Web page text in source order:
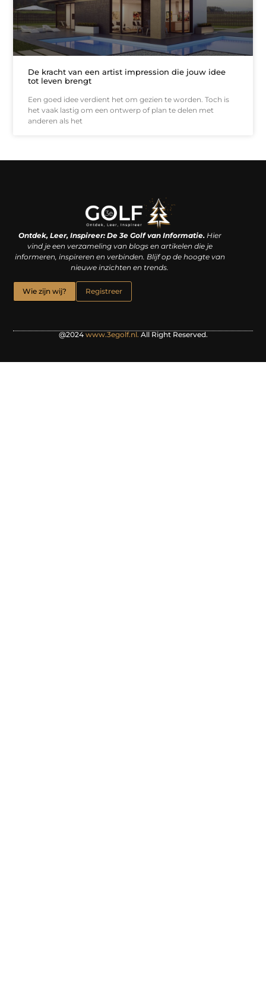
De kracht van een artist impression die jouw idee
tot leven brengt
Een goed idee verdient het om gezien te worden. Toch is
het vaak lastig om een ontwerp of plan te delen met
anderen als het
Ontdek, Leer, Inspireer: De 3e Golf van Informatie.Hier
vind je een verzameling van blogs en artikelen die je
informeren, inspireren en verbinden. Blijf op de hoogte van
nieuwe inzichten en trends.
Wie zijn wij? Registreer
@2024www.3egolf.nl.All Right Reserved.